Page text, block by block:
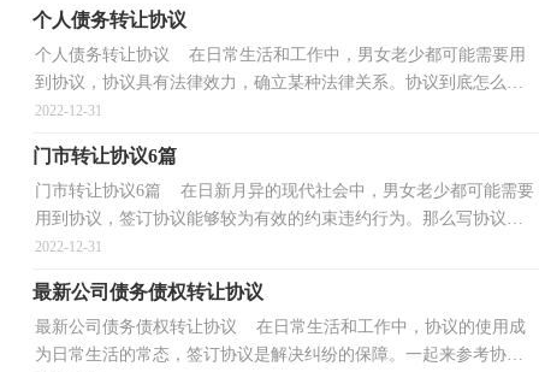
个人债务转让协议
个人债务转让协议 在日常生活和工作中，男女老少都可能需要用
到协议，协议具有法律效力，确立某种法律关系。协议到底怎么写
才合适呢？以下是小编收集整理的个人债务转让协议，仅供...
2022-12-31
门市转让协议6篇
门市转让协议6篇 在日新月异的现代社会中，男女老少都可能需要
用到协议，签订协议能够较为有效的约束违约行为。那么写协议真
的很难吗？以下是小编为大家整理的门市转让协议，希...
2022-12-31
最新公司债务债权转让协议
最新公司债务债权转让协议 在日常生活和工作中，协议的使用成
为日常生活的常态，签订协议是解决纠纷的保障。一起来参考协议